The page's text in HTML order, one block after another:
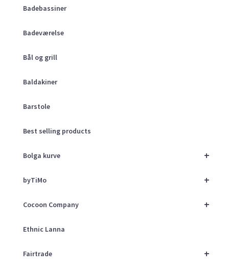
Badebassiner
Badeværelse
Bål og grill
Baldakiner
Barstole
Best selling products
+
Bolga kurve
+
byTiMo
+
Cocoon Company
Ethnic Lanna
+
Fairtrade